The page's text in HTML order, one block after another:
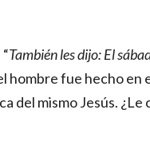
También les dijo: El
hombre fue hecho
del mismo Jesús.